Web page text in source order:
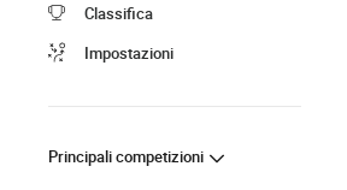
Classifica
Impostazioni
Principali competizioni